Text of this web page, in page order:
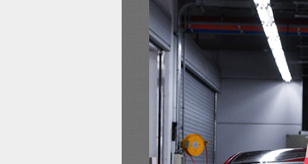
로그 즐겨찾기
많이 본 뉴스 최신 뉴스 연예 스